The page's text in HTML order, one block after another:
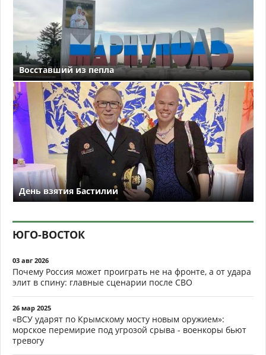
Восставший из пепла
День взятия Бастилии
ЮГО-ВОСТОК
03 авг 2026
Почему Россия может проиграть не на фронте, а от удара
элит в спину: главные сценарии после СВО
26 мар 2025
«ВСУ ударят по Крымскому мосту новым оружием»:
морское перемирие под угрозой срыва - военкоры бьют
тревогу